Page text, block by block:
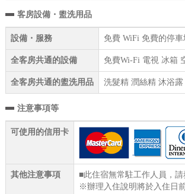
客房設備・盥洗用品
設備・服務 免費 WiFi 免費的停
全客房共通的設備 免費Wi-Fi 電視 冰箱
全客房共通的盥洗用品 洗髮精 潤絲精 沐浴
注意事項等
可使用的信用卡
其他注意事項
■此住宿無常駐工作人員，請
※辦理入住說明將於入住日